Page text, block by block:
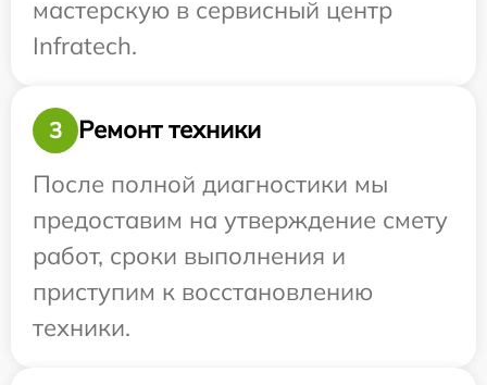
мастерскую в сервисный центр
Infratech.
3
Ремонт техники
После полной диагностики мы
предоставим на утверждение смету
работ, сроки выполнения и
приступим к восстановлению
техники.